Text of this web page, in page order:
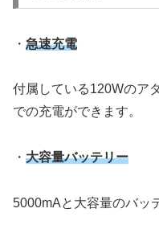
・ 急速充電
付属している120Wのア
での充電ができます。
・ 大容量バッテリー
5000mAと大容量のバッ